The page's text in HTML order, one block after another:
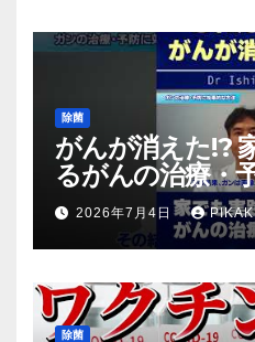
除菌
がんが消えた!?
るがんの治療・
2026年7月4日
除菌